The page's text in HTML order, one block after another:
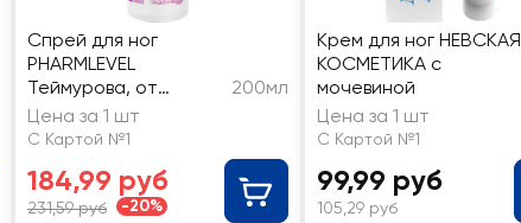
Спрей для ног
PHARMLEVEL
Теймурова, от
запаха и пота
200мл
Цена за 1 шт
С Картой №1
184,99 руб
231,59 руб -20%
Крем для ног НЕВСКАЯ
КОСМЕТИКА с
мочевиной
Цена за 1 шт
С Картой №1
99,99 руб
105,29 руб